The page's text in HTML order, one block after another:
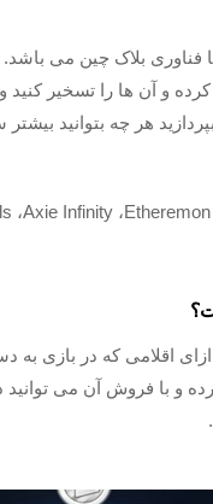
و آن ها را تسخیر کنید
هر چه بتوانید
اقلامی که در بازی به
با فروش آن می توانید